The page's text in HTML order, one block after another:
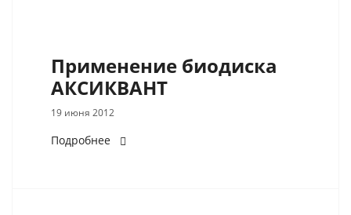
Применение биодиска
АКСИКВАНТ
19 июня 2012
Подробнее